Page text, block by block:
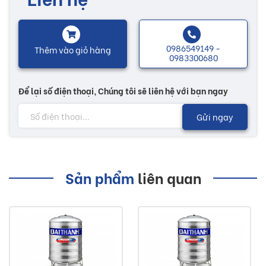
Bồn nước inox SUS 304 dung tích 4000L được sản xuất bằng
thép không gỉ SUS 304 siêu bền và an toàn thực phẩm. Thời
gian sử dụng sản phẩm lên đến 50 năm.
Công nghệ hàn lăn tự động được ứng dụng lên sản phẩm
bồn nước inox SUS 304 để đảm bảo được độ bền và tính
theo nhu cầu của mỗi người. Các sản phẩm bồn nước được
khách sạn...
Thêm vào giỏ hàng 0986549149 -
0983300680
Để lại số điện thoại, Chúng tôi sẽ liên hệ với bạn ngay
Gửi ngay
Sản phẩm liên quan